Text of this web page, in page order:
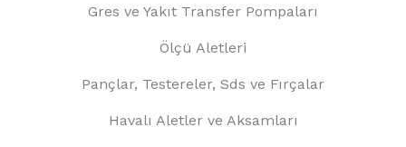
Gres ve Yakıt Transfer Pompaları
Ölçü Aletleri
Pançlar, Testereler, Sds ve Fırçalar
Havalı Aletler ve Aksamları